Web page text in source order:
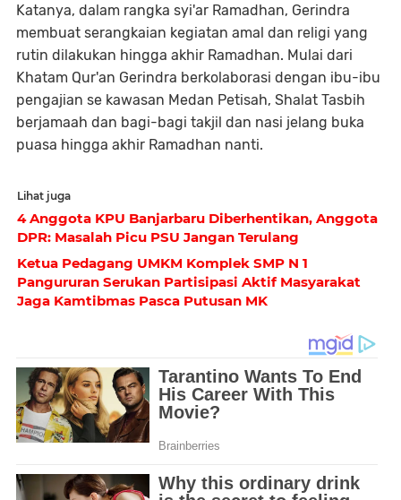
Katanya, dalam rangka syi'ar Ramadhan, Gerindra
membuat serangkaian kegiatan amal dan religi yang
rutin dilakukan hingga akhir Ramadhan. Mulai dari
Khatam Qur'an Gerindra berkolaborasi dengan ibu-ibu
pengajian se kawasan Medan Petisah, Shalat Tasbih
berjamaah dan bagi-bagi takjil dan nasi jelang buka
puasa hingga akhir Ramadhan nanti.
Lihat juga
4 Anggota KPU Banjarbaru Diberhentikan, Anggota
DPR: Masalah Picu PSU Jangan Terulang
Ketua Pedagang UMKM Komplek SMP N 1
Pangururan Serukan Partisipasi Aktif Masyarakat
Jaga Kamtibmas Pasca Putusan MK